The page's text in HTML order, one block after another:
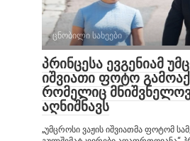
ცნობილი სახეები
პრინცესა ევგენიამ
იშვიათი ფოტო
რომელიც
აღნიშნავს
„უმცროსი ვაჟის იშვიათმა ფოტომ